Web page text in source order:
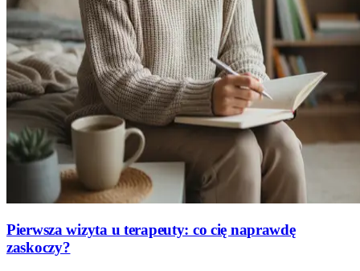
Pierwsza wizyta u terapeuty: co cię naprawdę
zaskoczy?